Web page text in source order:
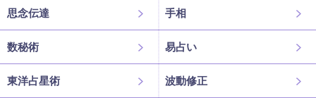
思念伝達 手相
数秘術 易占い
東洋占星術 波動修正